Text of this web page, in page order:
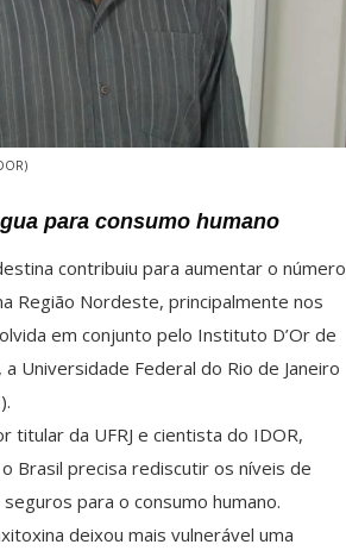
para consumo humano
contribuiu para aumentar o número
Região Nordeste, principalmente nos
em conjunto pelo Instituto D’Or de
Universidade Federal do Rio de Janeiro
da UFRJ e cientista do IDOR,
Brasil precisa rediscutir os níveis de
para o consumo humano.
deixou mais vulnerável uma